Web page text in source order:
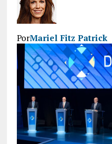
PorMariel Fitz Patrick